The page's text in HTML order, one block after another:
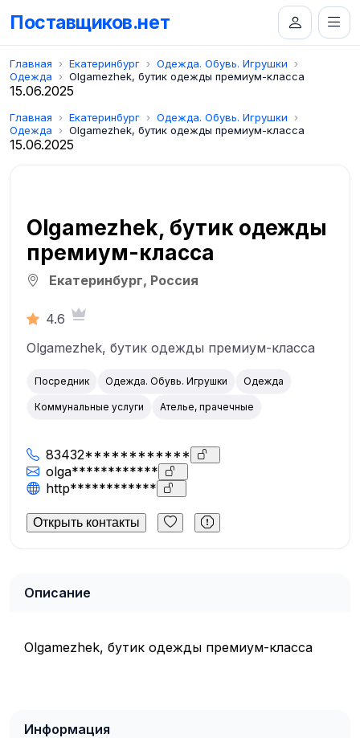
Поставщиков.нет
Главная Екатеринбург
Одежда. Обувь. Игрушки
Одежда
Olgamezhek, бутик одежды премиум-класса
15.06.2025
Главная Екатеринбург
Одежда. Обувь. Игрушки
Одежда
Olgamezhek, бутик одежды премиум-класса
15.06.2025
Olgamezhek, бутик одежды
премиум-класса
Екатеринбург, Россия
4.6
Olgamezhek, бутик одежды премиум-класса
Посредник Одежда. Обувь. Игрушки Одежда
Коммунальные услуги Ателье, прачечные
83432************
olga************
http************
Открыть контакты
Описание
Olgamezhek, бутик одежды премиум-класса
Информация